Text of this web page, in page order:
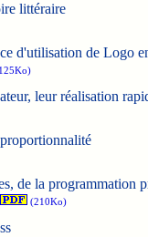
littéraire
d'utilisation de Logo
leur réalisation
de la programmation
(210Ko)